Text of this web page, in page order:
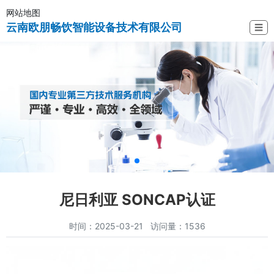
网站地图
云南欧朋畅饮智能设备技术有限公司 ☰
尼日利亚 SONCAP认证
时间：2025-03-21 访问量：1536